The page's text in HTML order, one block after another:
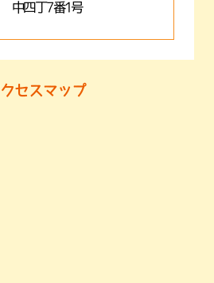
中四丁7番1号
セスマップ